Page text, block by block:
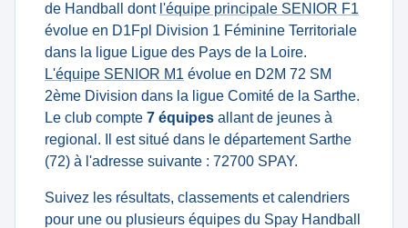
de Handball dont l'équipe principale SENIOR F1
évolue en D1Fpl Division 1 Féminine Territoriale
dans la ligue Ligue des Pays de la Loire.
L'équipe SENIOR M1 évolue en D2M 72 SM
2ème Division dans la ligue Comité de la Sarthe.
Le club compte 7 équipes allant de jeunes à
regional. Il est situé dans le département Sarthe
(72) à l'adresse suivante : 72700 SPAY.
Suivez les résultats, classements et calendriers
pour une ou plusieurs équipes du Spay Handball